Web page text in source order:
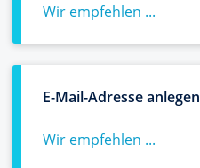
Wir empfehlen ...
E-Mail-Adresse anlegen
Wir empfehlen ...